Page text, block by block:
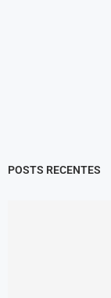
POSTS RECENTES